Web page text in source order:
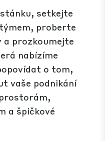
setkejte
proberte
a prozkoumejte
nabízíme
o tom,
vaše podnikání
a špičkové